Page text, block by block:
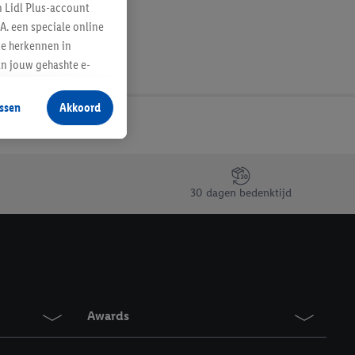
30 dagen bedenktijd
Awards
Lidl Plus-account
een speciale online
herkennen in
jouw gehashte e-
producten waarin je
te plaatsen
jouw gehashte e-
kunnen worden
vergelijkbare
Meer informatie,
Akkoord